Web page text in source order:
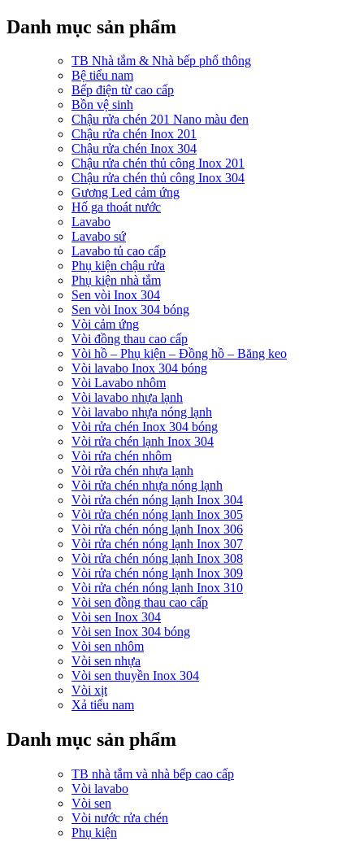
Danh mục sản phẩm
TB Nhà tắm & Nhà bếp phổ thông
Bệ tiểu nam
Bếp điện từ cao cấp
Bồn vệ sinh
Chậu rửa chén 201 Nano màu đen
Chậu rửa chén Inox 201
Chậu rửa chén Inox 304
Chậu rửa chén thủ công Inox 201
Chậu rửa chén thủ công Inox 304
Gương Led cảm ứng
Hố ga thoát nước
Lavabo
Lavabo sứ
Lavabo tủ cao cấp
Phụ kiện chậu rửa
Phụ kiện nhà tắm
Sen vòi Inox 304
Sen vòi Inox 304 bóng
Vòi cảm ứng
Vòi đồng thau cao cấp
Vòi hồ – Phụ kiện – Đồng hồ – Băng keo
Vòi lavabo Inox 304 bóng
Vòi Lavabo nhôm
Vòi lavabo nhựa lạnh
Vòi lavabo nhựa nóng lạnh
Vòi rửa chén Inox 304 bóng
Vòi rửa chén lạnh Inox 304
Vòi rửa chén nhôm
Vòi rửa chén nhựa lạnh
Vòi rửa chén nhựa nóng lạnh
Vòi rửa chén nóng lạnh Inox 304
Vòi rửa chén nóng lạnh Inox 305
Vòi rửa chén nóng lạnh Inox 306
Vòi rửa chén nóng lạnh Inox 307
Vòi rửa chén nóng lạnh Inox 308
Vòi rửa chén nóng lạnh Inox 309
Vòi rửa chén nóng lạnh Inox 310
Vòi sen đồng thau cao cấp
Vòi sen Inox 304
Vòi sen Inox 304 bóng
Vòi sen nhôm
Vòi sen nhựa
Vòi sen thuyền Inox 304
Vòi xịt
Xả tiểu nam
Danh mục sản phẩm
TB nhà tắm và nhà bếp cao cấp
Vòi lavabo
Vòi sen
Vòi nước rửa chén
Phụ kiện